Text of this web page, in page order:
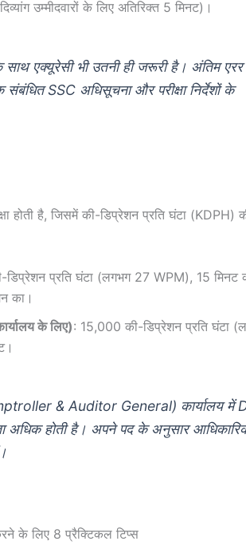
उम्मीदवारों के लिए अतिरिक्त 5 मिनट)।
साथ एक्यूरेसी भी उतनी ही जरूरी है। अंतिम एरर
SSC अधिसूचना और परीक्षा निर्देशों के
होती है, जिसमें की-डिप्रेशन प्रति घंटा (KDPH)
प्रति घंटा (लगभग 27 WPM), 15 मिनट
का।
के लिए): 15,000 की-डिप्रेशन प्रति घंटा
& Auditor General) कार्यालय में
अधिक होती है। अपने पद के अनुसार
के लिए 8 प्रैक्टिकल टिप्स